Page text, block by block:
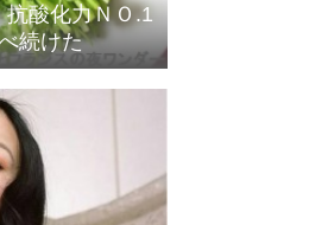
酸化力ＮＯ.1
続けた